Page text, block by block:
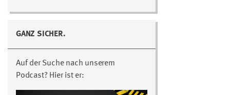
GANZ SICHER.
Auf der Suche nach unserem
Podcast? Hier ist er: